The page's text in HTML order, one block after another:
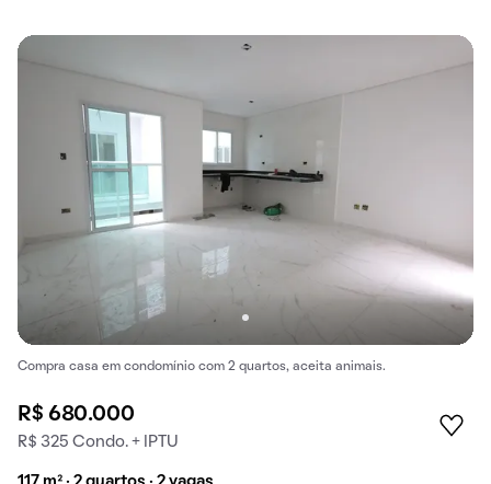
Compra casa em condomínio com 2 quartos, aceita animais.
R$ 680.000
R$ 325 Condo. + IPTU